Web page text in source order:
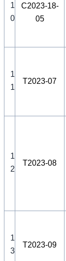
1
0
C2023-18-
05
1
1
T2023-07
1
2
T2023-08
1
3
T2023-09